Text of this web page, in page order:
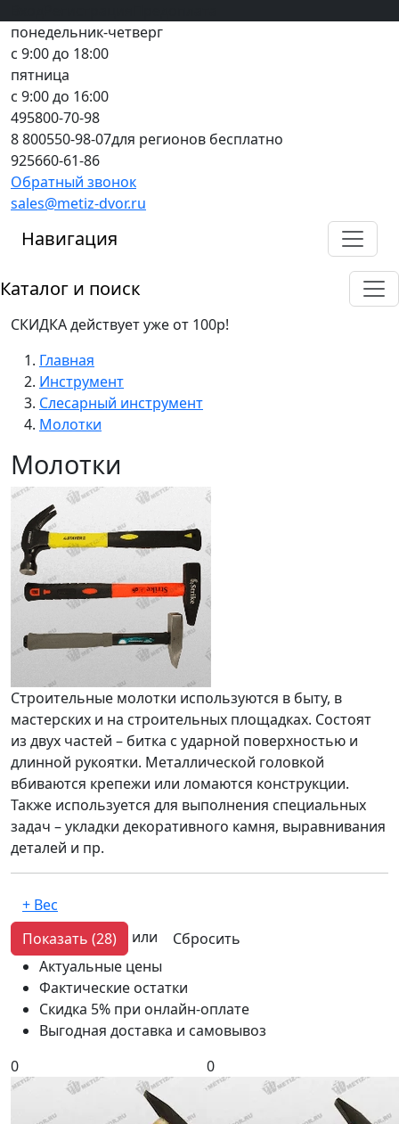
понедельник-четверг
с 9:00 до 18:00
пятница
с 9:00 до 16:00
495800-70-98
8 800550-98-07для регионов бесплатно
925660-61-86
Обратный звонок
sales@metiz-dvor.ru
Навигация
Каталог и поиск
СКИДКА действует уже от 100р!
Главная
Инструмент
Слесарный инструмент
Молотки
Молотки
Строительные молотки используются в быту, в
мастерских и на строительных площадках. Состоят
из двух частей – битка с ударной поверхностью и
длинной рукоятки. Металлической головкой
вбиваются крепежи или ломаются конструкции.
Также используется для выполнения специальных
задач – укладки декоративного камня, выравнивания
деталей и пр.
Показать (28) или
Сбросить
Актуальные цены
Фактические остатки
Скидка 5% при онлайн-оплате
Выгодная доставка и самовывоз
0
0